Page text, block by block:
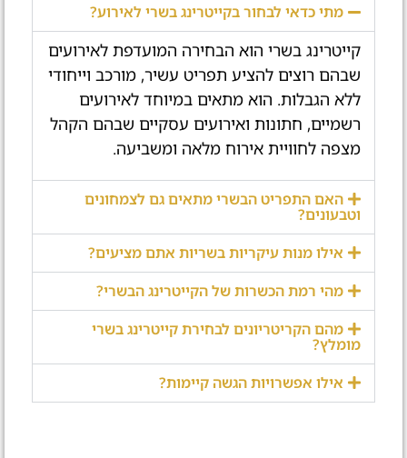
מתי כדאי לבחור בקייטרינג בשרי לאירוע?
קייטרינג בשרי הוא הבחירה המועדפת לאירועים
שבהם רוצים להציע תפריט עשיר, מורכב וייחודי
ללא הגבלות. הוא מתאים במיוחד לאירועים
רשמיים, חתונות ואירועים עסקיים שבהם הקהל
מצפה לחוויית אירוח מלאה ומשביעה.
האם התפריט הבשרי מתאים גם לצמחונים
וטבעונים?
אילו מנות עיקריות בשריות אתם מציעים?
מהי רמת הכשרות של הקייטרינג הבשרי?
מהם הקריטריונים לבחירת קייטרינג בשרי
מומלץ?
אילו אפשרויות הגשה קיימות?